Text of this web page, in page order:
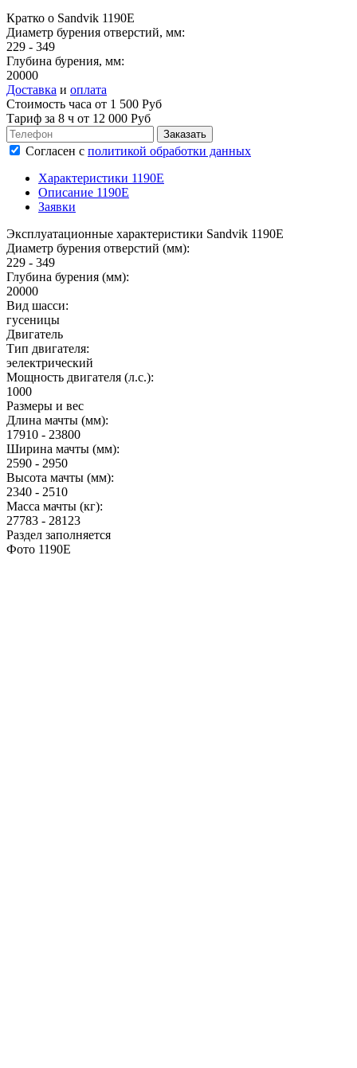
Кратко о Sandvik 1190E
Диаметр бурения отверстий, мм:
229 - 349
Глубина бурения, мм:
20000
Доставка и оплата
Стоимость часа от 1 500 Руб
Тариф за 8 ч от 12 000 Руб
Согласен с политикой обработки данных
Характеристики 1190E
Описание 1190E
Заявки
Эксплуатационные характеристики Sandvik 1190E
Диаметр бурения отверстий (мм):
229 - 349
Глубина бурения (мм):
20000
Вид шасси:
гусеницы
Двигатель
Тип двигателя:
эелектрический
Мощность двигателя (л.с.):
1000
Размеры и вес
Длина мачты (мм):
17910 - 23800
Ширина мачты (мм):
2590 - 2950
Высота мачты (мм):
2340 - 2510
Масса мачты (кг):
27783 - 28123
Раздел заполняется
Фото 1190E